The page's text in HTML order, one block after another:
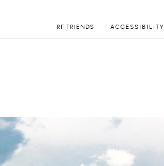
RF FRIENDS ACCESSIBILITY